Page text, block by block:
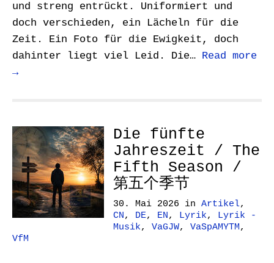
und streng entrückt. Uniformiert und
doch verschieden, ein Lächeln für die
Zeit. Ein Foto für die Ewigkeit, doch
dahinter liegt viel Leid. Die… Read more
→
Die fünfte
Jahreszeit / The
Fifth Season /
第五个季节
30. Mai 2026 in Artikel,
CN, DE, EN, Lyrik, Lyrik -
Musik, VaGJW, VaSpAMYTM,
VfM